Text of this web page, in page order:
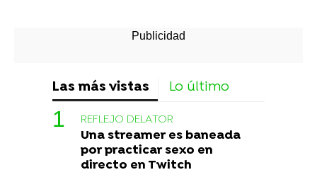
Las más vistas Lo último
REFLEJO DELATOR
Una streamer es baneada
por practicar sexo en
directo en Twitch